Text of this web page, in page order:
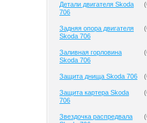
Детали двигателя Skoda
706
(
Задняя опора двигателя
Skoda 706
(
Заливная горловина
Skoda 706
(
Защита днища Skoda 706 (
Защита картера Skoda
706
(
Звездочка распредвала
(